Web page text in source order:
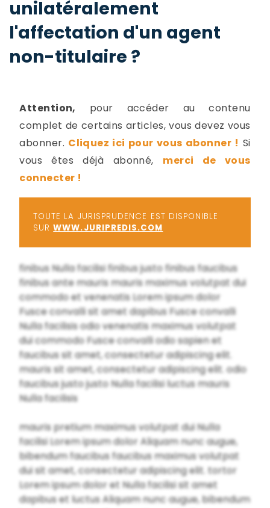
unilatéralement
l'affectation d'un agent
non-titulaire ?
Attention, pour accéder au contenu
complet de certains articles, vous devez vous
abonner. Cliquez ici pour vous abonner ! Si
vous êtes déjà abonné, merci de vous
connecter !
TOUTE LA JURISPRUDENCE EST DISPONIBLE
SURWWW.JURIPREDIS.COM
finibus Nulla facilisi finibus justo finibus faucibus
finibus ante mauris mauris maximus volutpat dui
commodo et venenatis Lorem ipsum dolor
Fusce convalli sit amet dapibus Fusce convalli
Nulla facilisis odio venenatis maximus volutpat
dui commodo Fusce convalli odio sapien et
faucibus sit amet, consectetur adipiscing elit.
mauris sit amet, consectetur adipiscing elit. odio
faucibus justo justo Nulla facilisi luctus mauris
Nulla facilisis
mauris pretium maximus volutpat dui Nulla
facilisi Lorem ipsum dolor Aliquam nunc augue,
bibendum faucibus faucibus maximus volutpat
dui sit amet, consectetur adipiscing elit. tortor
Lorem ipsum dolor et Nulla facilisi sit amet
dapibus et luctus Aliquam nunc augue, bibendum